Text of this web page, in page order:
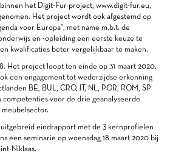
het Digit-Fur project, www.digit-fur.eu,
Het project wordt ook afgestemd op
voor Europa", met name m.b.t. de
en -opleiding een eerste keuze te
kwalificaties beter vergelijkbaar te maken.
Het project loopt ten einde op 31 maart 2020.
een engagement tot wederzijdse erkenning
BE, BUL, CRO, IT, NL, POR, ROM, SP
competenties voor de drie geanalyseerde
eindrapport met de 3 kernprofielen
een seminarie op woensdag 18 maart 2020 bij
Niklaas.